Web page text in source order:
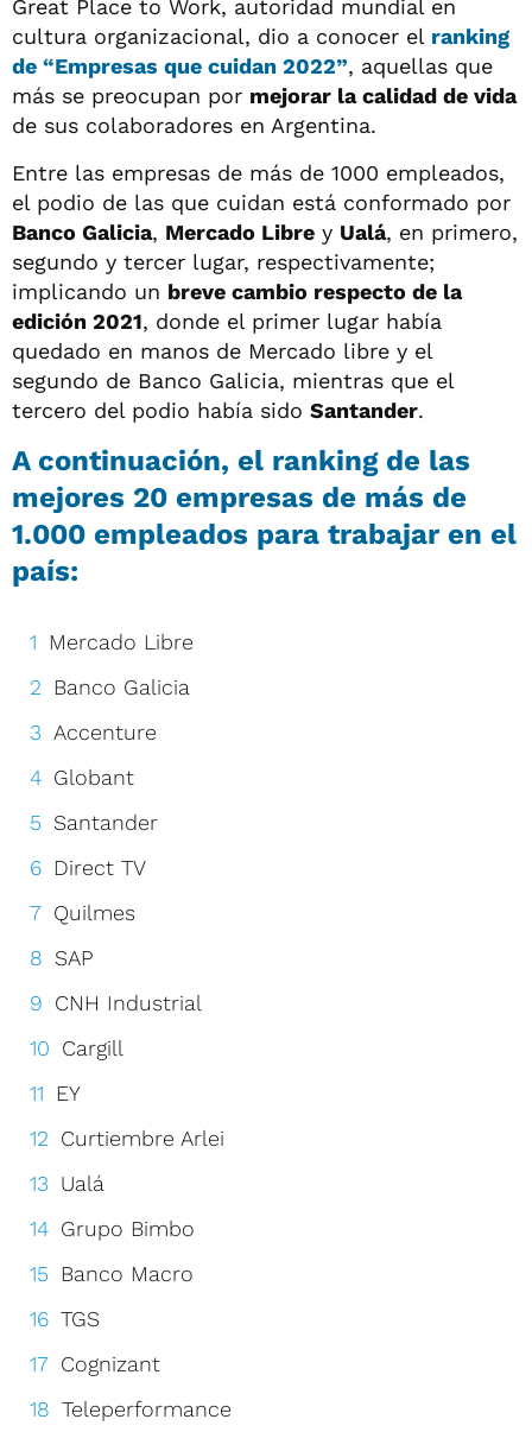
Great Place to Work, autoridad mundial en
cultura organizacional, dio a conocer el ranking
de “Empresas que cuidan 2022”, aquellas que
más se preocupan por mejorar la calidad de vida
de sus colaboradores en Argentina.
Entre las empresas de más de 1000 empleados,
el podio de las que cuidan está conformado por
Banco Galicia, Mercado Libre y Ualá, en primero,
segundo y tercer lugar, respectivamente;
implicando un breve cambio respecto de la
edición 2021, donde el primer lugar había
quedado en manos de Mercado libre y el
segundo de Banco Galicia, mientras que el
tercero del podio había sido Santander.
A continuación, el ranking de las
mejores 20 empresas de más de
1.000 empleados para trabajar en el
país:
Mercado Libre
Banco Galicia
Accenture
Globant
Santander
Direct TV
Quilmes
SAP
CNH Industrial
Cargill
EY
Curtiembre Arlei
Ualá
Grupo Bimbo
Banco Macro
TGS
Cognizant
Teleperformance